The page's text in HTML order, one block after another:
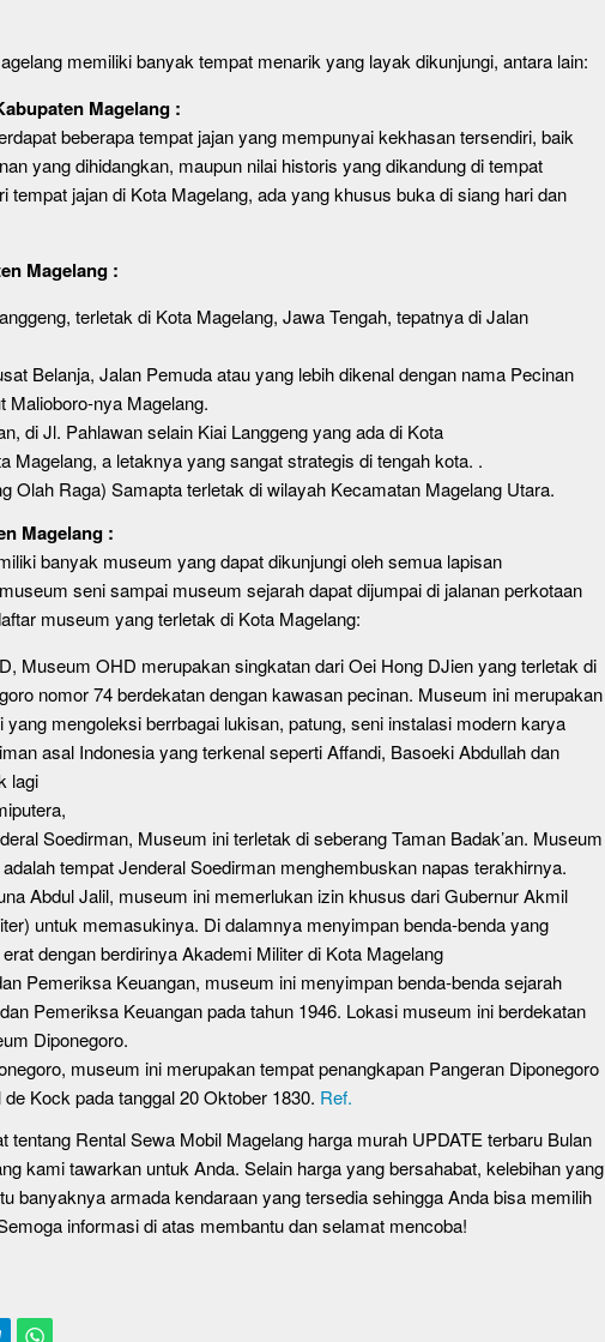
memiliki banyak tempat menarik yang layak dikunjungi, antara lain:
Magelang :
beberapa tempat jajan yang mempunyai kekhasan tersendiri, baik
yang dihidangkan, maupun nilai historis yang dikandung di tempat
tempat jajan di Kota Magelang, ada yang khusus buka di siang hari dan
Magelang :
terletak di Kota Magelang, Jawa Tengah, tepatnya di Jalan
Belanja, Jalan Pemuda atau yang lebih dikenal dengan nama Pecinan
Malioboro-nya Magelang.
di Jl. Pahlawan selain Kiai Langgeng yang ada di Kota
Magelang, a letaknya yang sangat strategis di tengah kota. .
Olah Raga) Samapta terletak di wilayah Kecamatan Magelang Utara.
Magelang :
banyak museum yang dapat dikunjungi oleh semua lapisan
seni sampai museum sejarah dapat dijumpai di jalanan perkotaan
museum yang terletak di Kota Magelang:
Museum OHD merupakan singkatan dari Oei Hong DJien yang terletak di
nomor 74 berdekatan dengan kawasan pecinan. Museum ini merupakan
yang mengoleksi berrbagai lukisan, patung, seni instalasi modern karya
asal Indonesia yang terkenal seperti Affandi, Basoeki Abdullah dan
lagi
Soedirman, Museum ini terletak di seberang Taman Badak’an. Museum
tempat Jenderal Soedirman menghembuskan napas terakhirnya.
Abdul Jalil, museum ini memerlukan izin khusus dari Gubernur Akmil
untuk memasukinya. Di dalamnya menyimpan benda-benda yang
dengan berdirinya Akademi Militer di Kota Magelang
Pemeriksa Keuangan, museum ini menyimpan benda-benda sejarah
Pemeriksa Keuangan pada tahun 1946. Lokasi museum ini berdekatan
Diponegoro.
museum ini merupakan tempat penangkapan Pangeran Diponegoro
Kock pada tanggal 20 Oktober 1830. Ref.
tentang Rental Sewa Mobil Magelang harga murah UPDATE terbaru Bulan
kami tawarkan untuk Anda. Selain harga yang bersahabat, kelebihan yang
banyaknya armada kendaraan yang tersedia sehingga Anda bisa memilih
informasi di atas membantu dan selamat mencoba!